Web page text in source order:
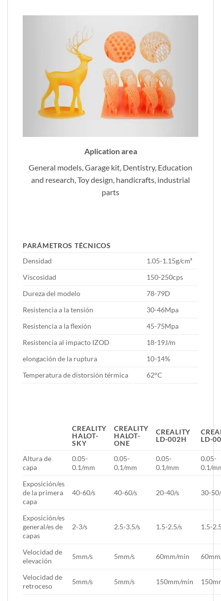
Aplication area
General models, Garage kit, Dentistry, Education
and research, Toy design, handicrafts, industrial
parts
PARÁMETROS TÉCNICOS
Densidad
1.05-1.15g/cm³
Viscosidad
150-250cps
Dureza del modelo
78-79D
Resistencia a la tensión
30-46Mpa
Resistencia a la flexión
45-75Mpa
Resistencia al impacto IZOD
18-19J/m
elongación de la ruptura
10-14%
Temperatura de distorsión térmica
62°C
CREALITY
HALOT-
SKY
CREALITY
HALOT-
ONE
CREALITY
LD-002H
LD-
Altura de
capa
0.05-
0.1/mm
0.05-
0.1/mm
0.05-
0.1/mm
0.05-
0.1/
Exposición/es
de la primera
capa
40-60/s 40-60/s 20-40/s 30-
Exposición/es
general/es de
capas
2-3/s 2.5-3.5/s 1.5-2.5/s 1.5-
Velocidad de
elevación
5mm/s 5mm/s 60mm/min
Velocidad de
retroceso
5mm/s 5mm/s 150mm/min